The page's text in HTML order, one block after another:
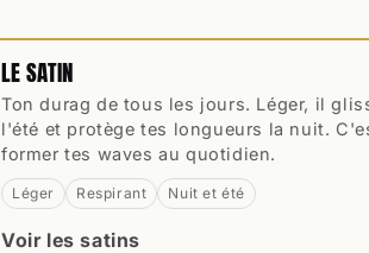
LE SATIN
Ton durag de tous les jours. Léger, il
l'été et protège tes longueurs la nuit.
former tes waves au quotidien.
Léger Respirant Nuit et été
Voir les satins